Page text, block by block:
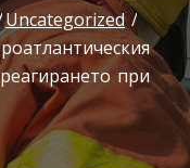
Uncategorized /
при